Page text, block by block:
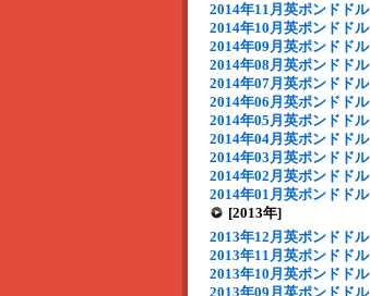
2014年11月英ポンドドル
2014年10月英ポンドドル
2014年09月英ポンドドル
2014年08月英ポンドドル
2014年07月英ポンドドル
2014年06月英ポンドドル
2014年05月英ポンドドル
2014年04月英ポンドドル
2014年03月英ポンドドル
2014年02月英ポンドドル
2014年01月英ポンドドル
[2013年]
2013年12月英ポンドドル
2013年11月英ポンドドル
2013年10月英ポンドドル
2013年09月英ポンドドル